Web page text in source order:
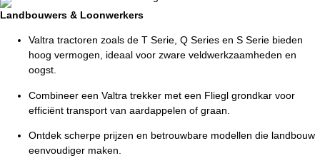
Landbouwers & Loonwerkers
Valtra tractoren zoals de T Serie, Q Series en S Serie bieden
hoog vermogen, ideaal voor zware veldwerkzaamheden en
oogst.
Combineer een Valtra trekker met een Fliegl grondkar voor
efficiënt transport van aardappelen of graan.
Ontdek scherpe prijzen en betrouwbare modellen die landbouw
eenvoudiger maken.